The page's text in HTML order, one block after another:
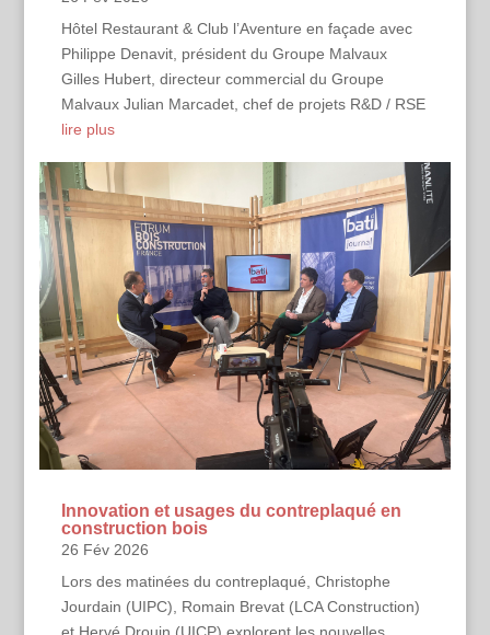
Hôtel Restaurant & Club l’Aventure en façade avec
Philippe Denavit, président du Groupe Malvaux
Gilles Hubert, directeur commercial du Groupe
Malvaux Julian Marcadet, chef de projets R&D / RSE
lire plus
Innovation et usages du contreplaqué en
construction bois
26 Fév 2026
Lors des matinées du contreplaqué, Christophe
Jourdain (UIPC), Romain Brevat (LCA Construction)